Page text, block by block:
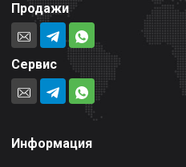
Продажи
Сервис
Информация